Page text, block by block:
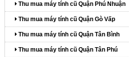
Thu mua máy tính cũ Quận Phú Nhuận
Thu mua máy tính cũ Quận Gò Vấp
Thu mua máy tính cũ Quận Tân Bình
Thu mua máy tính cũ Quận Tân Phú